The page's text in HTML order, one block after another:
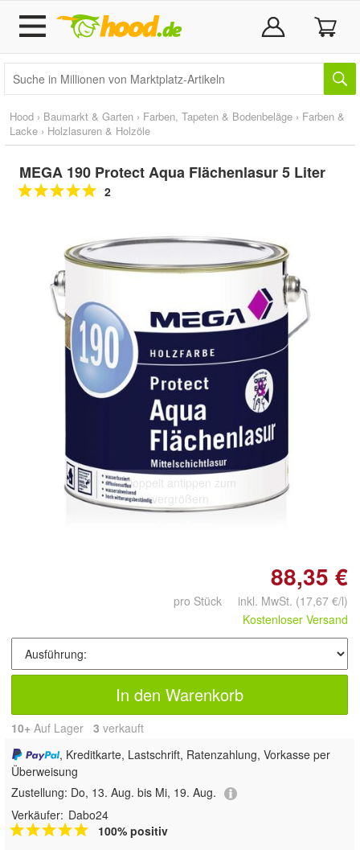
Hood › Baumarkt & Garten › Farben, Tapeten & Bodenbeläge › Farben &
Lacke › Holzlasuren & Holzöle
MEGA 190 Protect Aqua Flächenlasur 5 Liter
2
Doppelt antippen zum
vergrößern
88,35 €
pro Stück inkl. MwSt. (17,67 €/l)
Kostenloser Versand
In den Warenkorb
10+ Auf Lager 3 verkauft
, Kreditkarte, Lastschrift, Ratenzahlung, Vorkasse per
Überweisung
Zustellung: Do, 13. Aug. bis Mi, 19. Aug.
Verkäufer: Dabo24
100% positiv